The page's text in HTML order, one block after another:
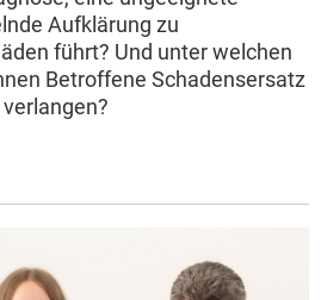
Aufklärung zu
führt? Und unter welchen
Betroffene Schadensersatz